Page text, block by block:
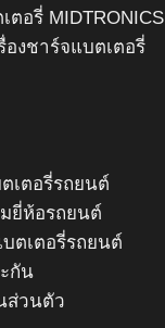
ตอรี่ MIDTRONICS
องชาร์จแบตเตอรี่
เตอรี่รถยนต์
ยี่ห้อรถยนต์
ตเตอรี่รถยนต์
กัน
ส่วนตัว